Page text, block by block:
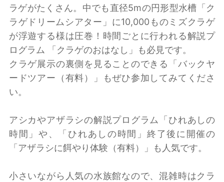
ラゲがたくさん。中でも直径5mの円形型水槽「ク
ラゲドリームシアター」に10,000ものミズクラゲ
が浮遊する様は圧巻！時間ごとに行われる解説プ
ログラム 「クラゲのおはなし」も必見です。
クラゲ展示の裏側を見ることのできる「バックヤ
ードツアー（有料）」もぜひ参加してみてくださ
い。
アシカやアザラシの解説プログラム「ひれあしの
時間」や、「ひれあしの時間」終了後に開催の
「アザラシに餌やり体験（有料）」も人気です。
小さいながら人気の水族館なので、混雑時はクラ